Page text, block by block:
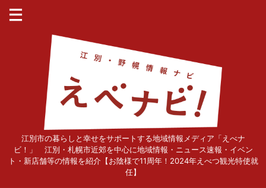
江別市の暮らしと幸せをサポートする地域情報メディア「えべナ
ビ！」 江別・札幌市近郊を中心に地域情報・ニュース速報・イベン
ト・新店舗等の情報を紹介【お陰様で11周年！2024年えべつ観光特使就
任】